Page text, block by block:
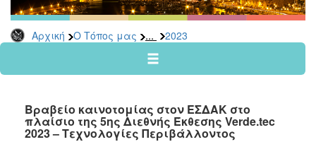
Αρχική Ο Τόπος μας ... 2023
Αρχείο
2026
2024
2022
2021
Βραβείο καινοτομίας στον ΕΣΔΑΚ στο
πλαίσιο της 5ης Διεθνής Έκθεσης Verde.tec
2023 – Τεχνολογίες Περιβάλλοντος